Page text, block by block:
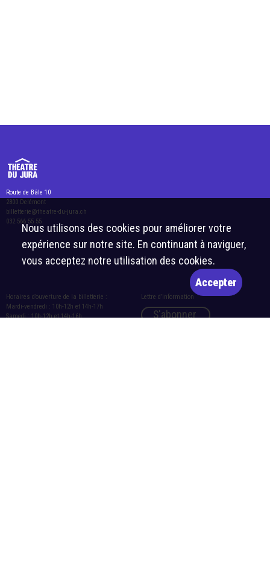
Route de Bâle 10
2800 Delémont
billetterie@theatre-du-jura.ch
032 566 55 55
Horaires d’ouverture de la billetterie :
Mardi-vendredi : 10h-12h et 14h-17h
Samedi : 10h-12h et 14h-16h
Lettre d’information
S'abonner
Nous utilisons des cookies pour améliorer votre
expérience sur notre site. En continuant à naviguer,
vous acceptez notre utilisation des cookies.
Accepter